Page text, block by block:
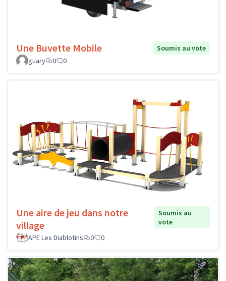
Une Buvette Mobile
Soumis au vote
guary
0 0
Une aire de jeu dans notre
village
Soumis au
vote
APE Les Diablotins
0 0